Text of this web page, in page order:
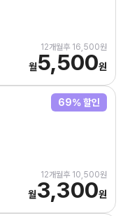
12개월후 16,500원
월5,500원
69% 할인
12개월후 10,500원
월3,300원